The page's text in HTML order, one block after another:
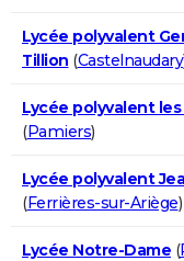
Lycée polyvalent
Tillion (Castelnaudary
Lycée polyvalent
(Pamiers)
Lycée polyvalent
(Ferrières-sur-Ariège)
Lycée Notre-Dame (